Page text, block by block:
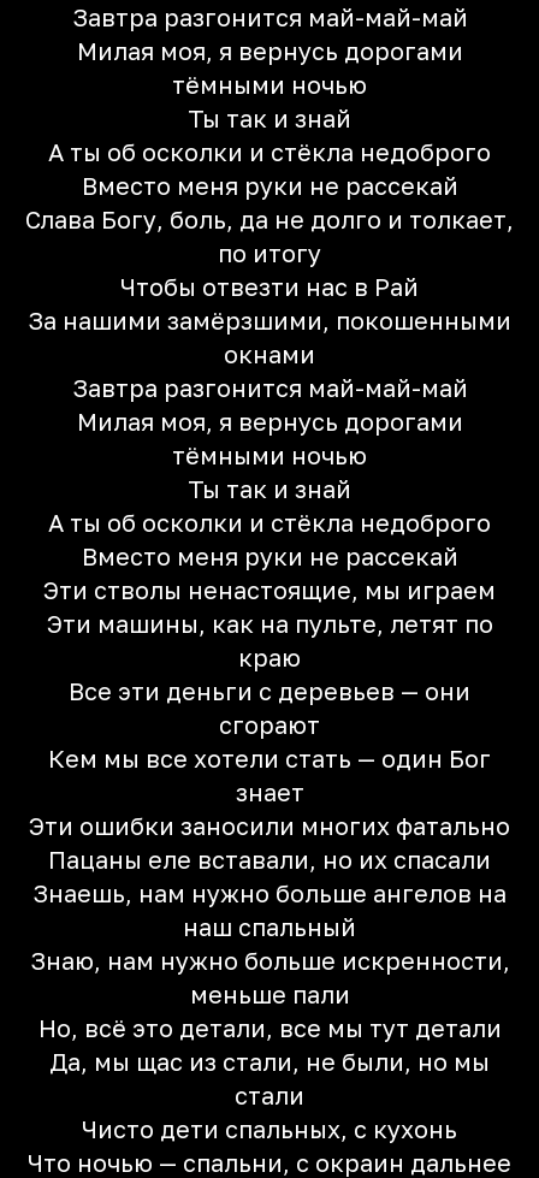
Завтра разгонится май-май-май
Милая моя, я вернусь дорогами
тёмными ночью
Ты так и знай
А ты об осколки и стёкла недоброго
Вместо меня руки не рассекай
Слава Богу, боль, да не долго и толкает,
по итогу
Чтобы отвезти нас в Рай
За нашими замёрзшими, покошенными
окнами
Завтра разгонится май-май-май
Милая моя, я вернусь дорогами
тёмными ночью
Ты так и знай
А ты об осколки и стёкла недоброго
Вместо меня руки не рассекай
Эти стволы ненастоящие, мы играем
Эти машины, как на пульте, летят по
краю
Все эти деньги с деревьев — они
сгорают
Кем мы все хотели стать — один Бог
знает
Эти ошибки заносили многих фатально
Пацаны еле вставали, но их спасали
Знаешь, нам нужно больше ангелов на
наш спальный
Знаю, нам нужно больше искренности,
меньше пали
Но, всё это детали, все мы тут детали
Да, мы щас из стали, не были, но мы
стали
Чисто дети спальных, с кухонь
Что ночью — спальни, с окраин дальнее